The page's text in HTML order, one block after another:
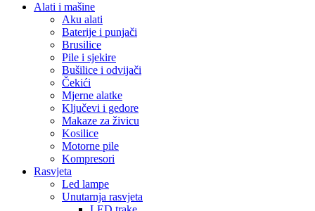
Alati i mašine
Aku alati
Baterije i punjači
Brusilice
Pile i sjekire
Bušilice i odvijači
Čekići
Mjerne alatke
Ključevi i gedore
Makaze za živicu
Kosilice
Motorne pile
Kompresori
Rasvjeta
Led lampe
Unutarnja rasvjeta